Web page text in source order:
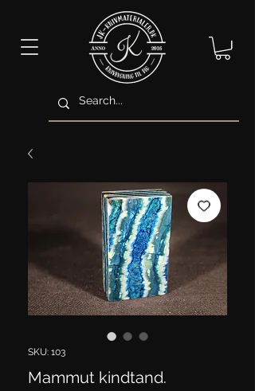
SKU: 103
Mammut kindtand.